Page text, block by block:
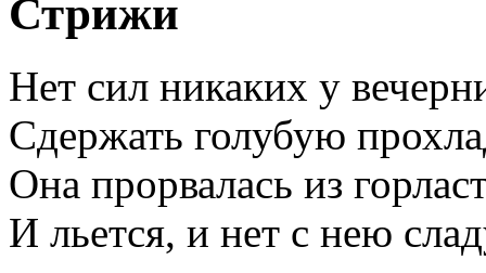
Стрижи
Нет сил никаких у
Сдержать голубую
Она прорвалась из
И льется, и нет с нею